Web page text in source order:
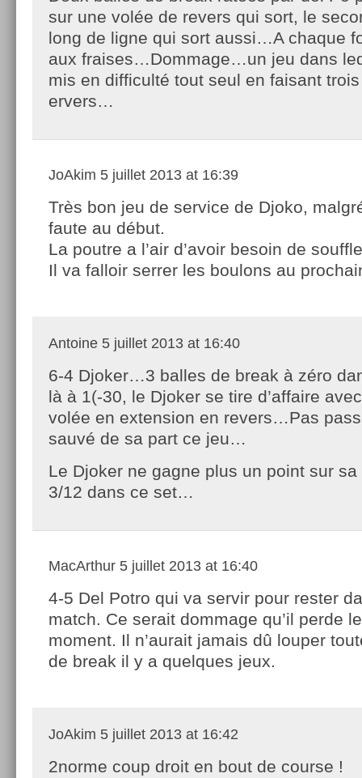
sur une volée de revers qui sort, le
long de ligne qui sort aussi…A chaque
aux fraises…Dommage…un jeu dans
mis en difficulté tout seul en faisant
ervers…
JoAkim 5 juillet 2013 at 16:39
Très bon jeu de service de Djoko,
faute au début.
La poutre a l’air d’avoir besoin de
Il va falloir serrer les boulons au
Antoine 5 juillet 2013 at 16:40
6-4 Djoker…3 balles de break à zéro
là à 1(-30, le Djoker se tire d’affaire
volée en extension en revers…Pas
sauvé de sa part ce jeu…
Le Djoker ne gagne plus un point sur
3/12 dans ce set…
MacArthur 5 juillet 2013 at 16:40
4-5 Del Potro qui va servir pour rester
match. Ce serait dommage qu’il perde
moment. Il n’aurait jamais dû louper
de break il y a quelques jeux.
JoAkim 5 juillet 2013 at 16:42
2norme coup droit en bout de course !